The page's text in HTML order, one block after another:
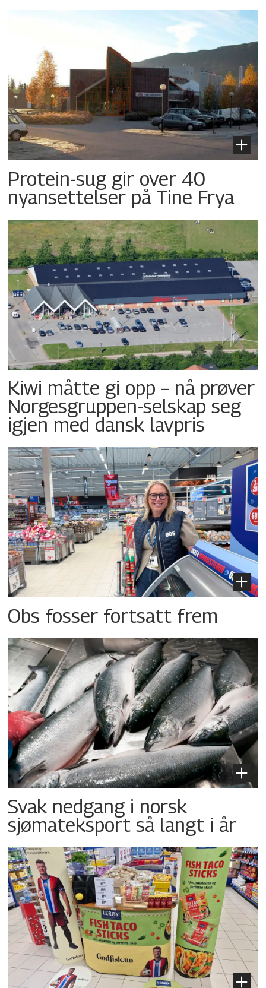
Protein-sug gir over 40
nyansettelser på Tine Frya
Kiwi måtte gi opp – nå prøver
Norgesgruppen-selskap seg
igjen med dansk lavpris
Obs fosser fortsatt frem
Svak nedgang i norsk
sjømateksport så langt i år